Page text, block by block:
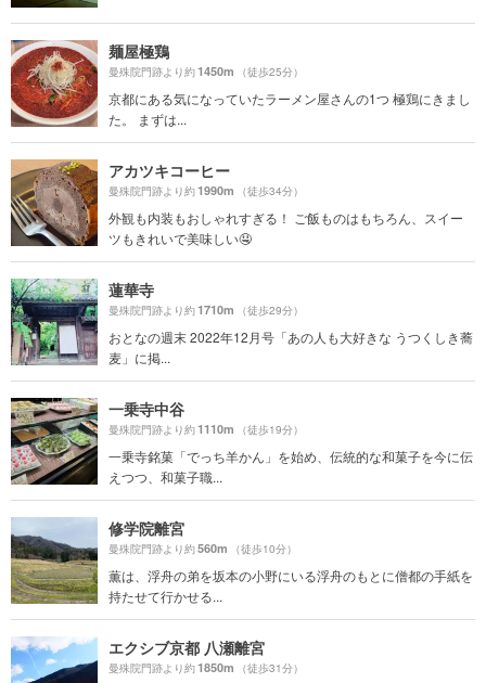
麺屋極鶏
曼殊院門跡より約1450m （徒歩25分）
京都にある気になっていたラーメン屋さんの1つ 極鶏にきまし
た。 まずは...
アカツキコーヒー
曼殊院門跡より約1990m （徒歩34分）
外観も内装もおしゃれすぎる！ ご飯ものはもちろん、スイー
ツもきれいで美味しい🤤
蓮華寺
曼殊院門跡より約1710m （徒歩29分）
おとなの週末 2022年12月号「あの人も大好きな うつくしき蕎
麦」に掲...
一乗寺中谷
曼殊院門跡より約1110m （徒歩19分）
一乗寺銘菓「でっち羊かん」を始め、伝統的な和菓子を今に伝
えつつ、和菓子職...
修学院離宮
曼殊院門跡より約560m （徒歩10分）
薫は、浮舟の弟を坂本の小野にいる浮舟のもとに僧都の手紙を
持たせて行かせる...
エクシブ京都 八瀬離宮
曼殊院門跡より約1850m （徒歩31分）